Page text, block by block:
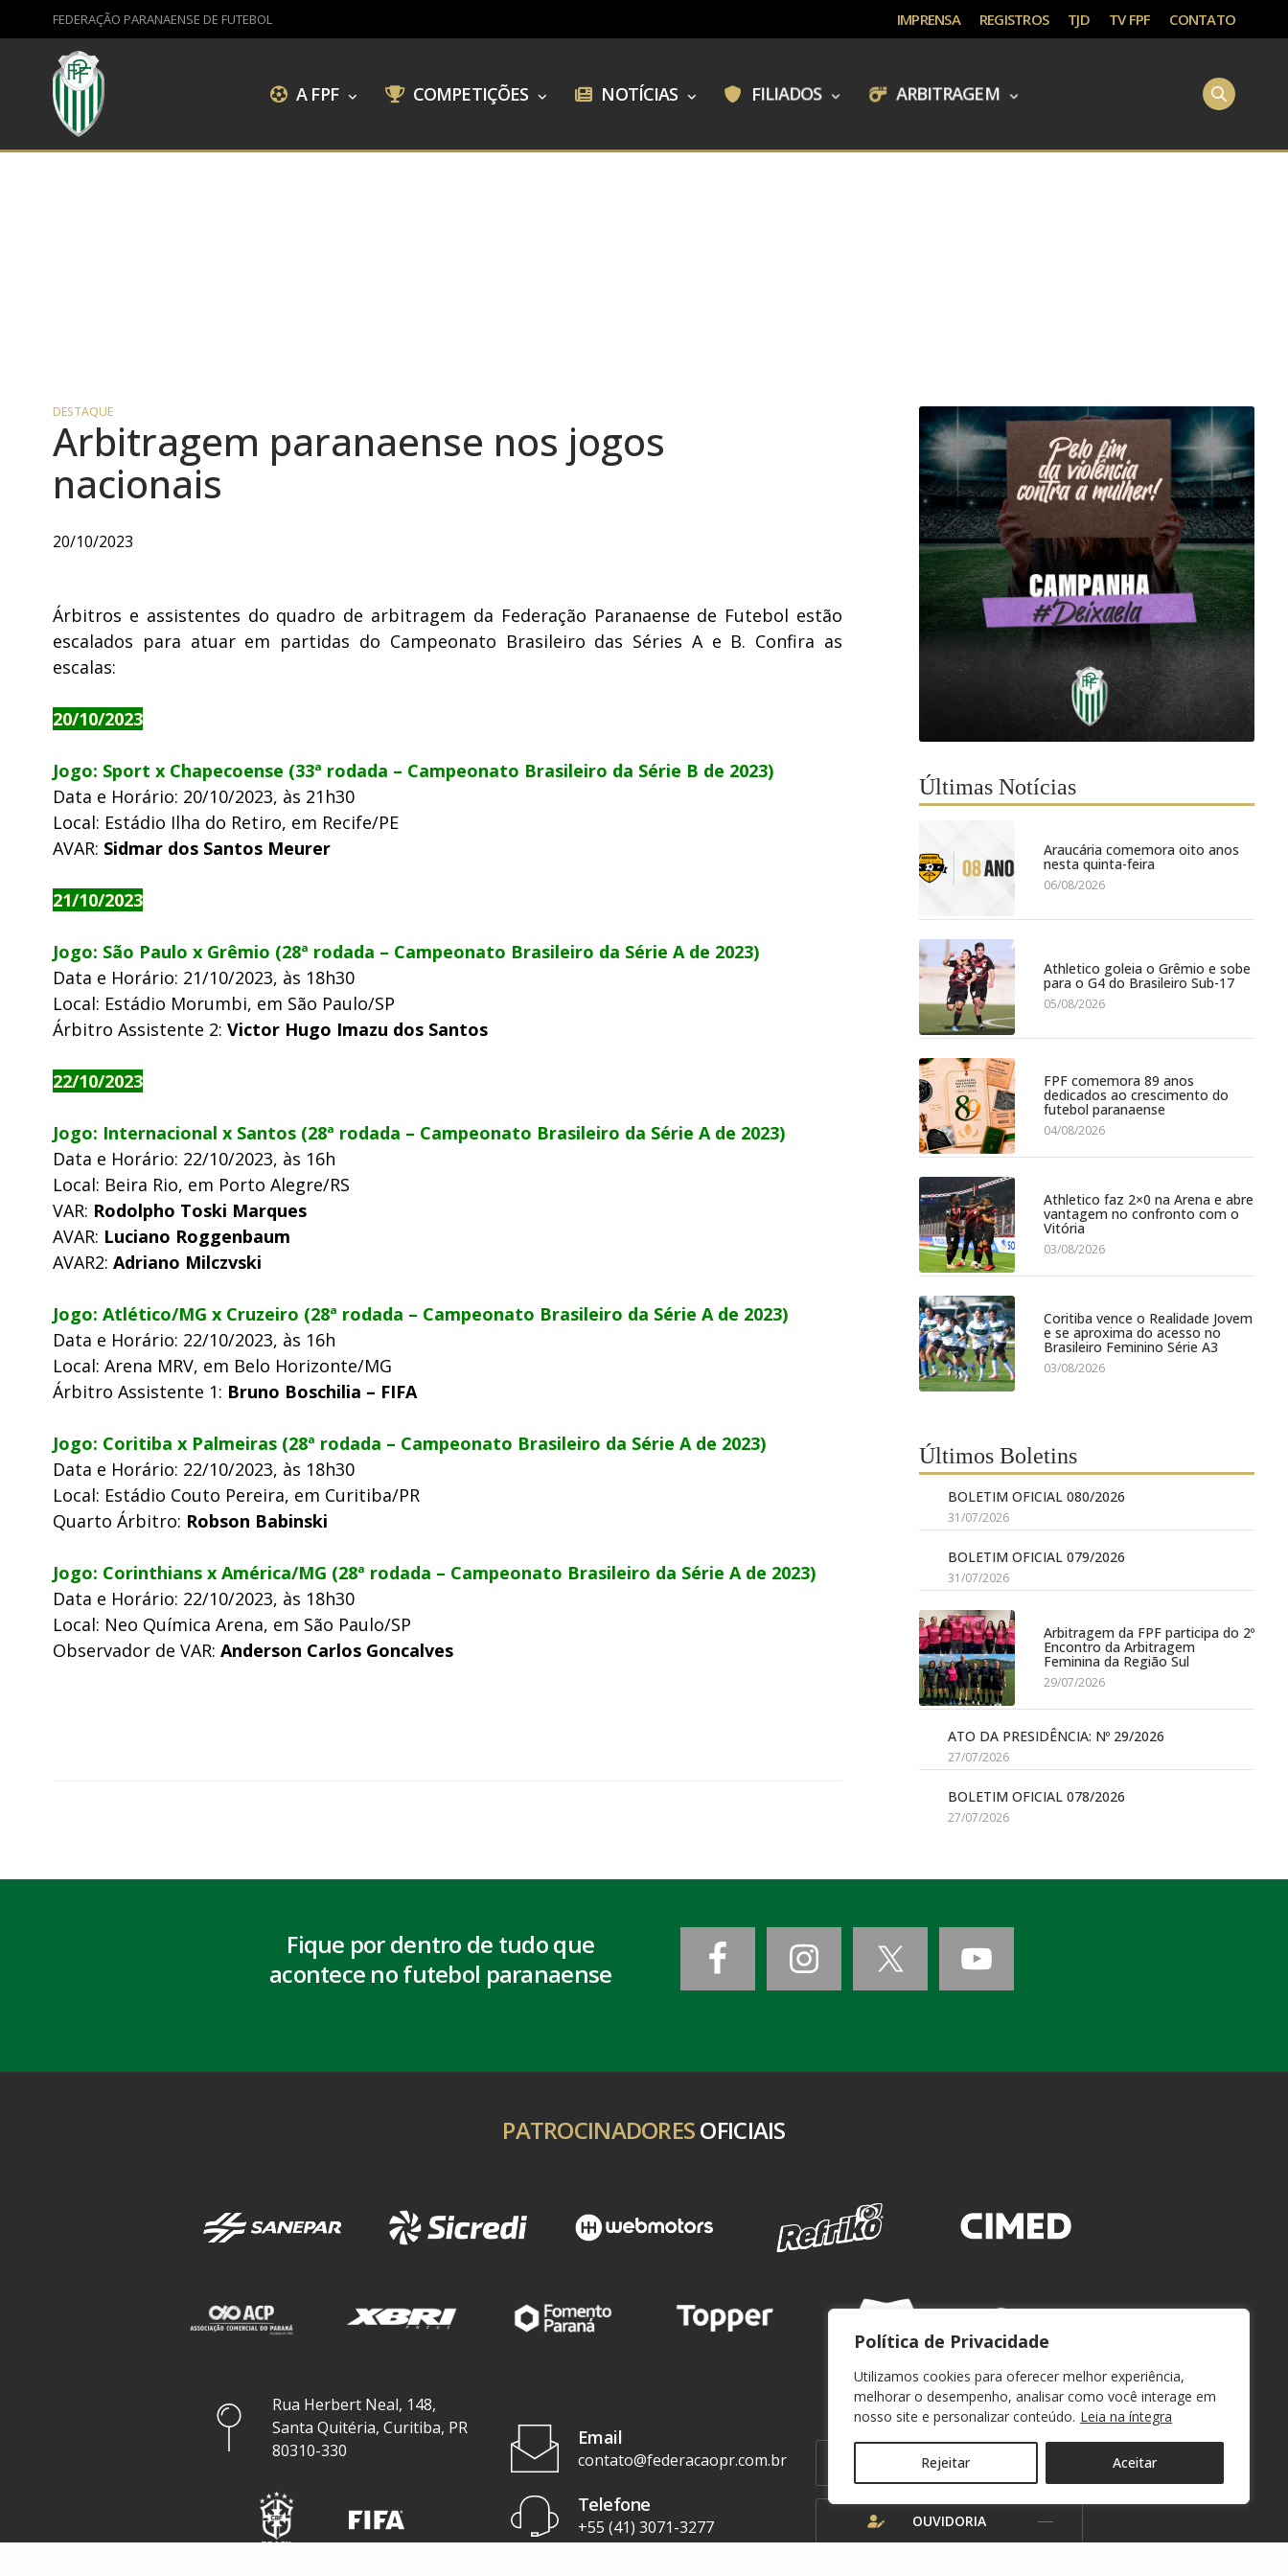
Política de Privacidade
Utilizamos cookies para oferecer melhor experiência,
melhorar o desempenho, analisar como você interage em
nosso site e personalizar conteúdo. Leia na íntegra
Rejeitar Aceitar
FEDERAÇÃO PARANAENSE DE FUTEBOL IMPRENSA REGISTROS TJD TV FPF CONTATO
A FPF COMPETIÇÕES NOTÍCIAS FILIADOS ARBITRAGEM
DESTAQUE
Arbitragem paranaense nos jogos
nacionais
20/10/2023
Árbitros e assistentes do quadro de arbitragem da Federação Paranaense de Futebol estão
escalados para atuar em partidas do Campeonato Brasileiro das Séries A e B. Confira as
escalas:
20/10/2023
Jogo: Sport x Chapecoense (33ª rodada – Campeonato Brasileiro da Série B de 2023)
Data e Horário: 20/10/2023, às 21h30
Local: Estádio Ilha do Retiro, em Recife/PE
AVAR: Sidmar dos Santos Meurer
21/10/2023
Jogo: São Paulo x Grêmio (28ª rodada – Campeonato Brasileiro da Série A de 2023)
Data e Horário: 21/10/2023, às 18h30
Local: Estádio Morumbi, em São Paulo/SP
Árbitro Assistente 2: Victor Hugo Imazu dos Santos
22/10/2023
Jogo: Internacional x Santos (28ª rodada – Campeonato Brasileiro da Série A de 2023)
Data e Horário: 22/10/2023, às 16h
Local: Beira Rio, em Porto Alegre/RS
VAR: Rodolpho Toski Marques
AVAR: Luciano Roggenbaum
AVAR2: Adriano Milczvski
Jogo: Atlético/MG x Cruzeiro (28ª rodada – Campeonato Brasileiro da Série A de 2023)
Data e Horário: 22/10/2023, às 16h
Local: Arena MRV, em Belo Horizonte/MG
Árbitro Assistente 1: Bruno Boschilia – FIFA
Jogo: Coritiba x Palmeiras (28ª rodada – Campeonato Brasileiro da Série A de 2023)
Data e Horário: 22/10/2023, às 18h30
Local: Estádio Couto Pereira, em Curitiba/PR
Quarto Árbitro: Robson Babinski
Jogo: Corinthians x América/MG (28ª rodada – Campeonato Brasileiro da Série A de 2023)
Data e Horário: 22/10/2023, às 18h30
Local: Neo Química Arena, em São Paulo/SP
Observador de VAR: Anderson Carlos Goncalves
Últimas Notícias
Araucária comemora oito anos
nesta quinta-feira
06/08/2026
Athletico goleia o Grêmio e sobe
para o G4 do Brasileiro Sub-17
05/08/2026
FPF comemora 89 anos
dedicados ao crescimento do
futebol paranaense
04/08/2026
Athletico faz 2×0 na Arena e abre
vantagem no confronto com o
Vitória
03/08/2026
Coritiba vence o Realidade Jovem
e se aproxima do acesso no
Brasileiro Feminino Série A3
03/08/2026
Últimos Boletins
BOLETIM OFICIAL 080/2026
31/07/2026
BOLETIM OFICIAL 079/2026
31/07/2026
Arbitragem da FPF participa do 2º
Encontro da Arbitragem
Feminina da Região Sul
29/07/2026
ATO DA PRESIDÊNCIA: Nº 29/2026
27/07/2026
BOLETIM OFICIAL 078/2026
27/07/2026
Fique por dentro de tudo que
acontece no futebol paranaense
PATROCINADORESOFICIAIS
Rua Herbert Neal, 148,
Santa Quitéria, Curitiba, PR
80310-330
Email
contato@federacaopr.com.br
Telefone
+55 (41) 3071-3277
WEBMAIL
OUVIDORIA